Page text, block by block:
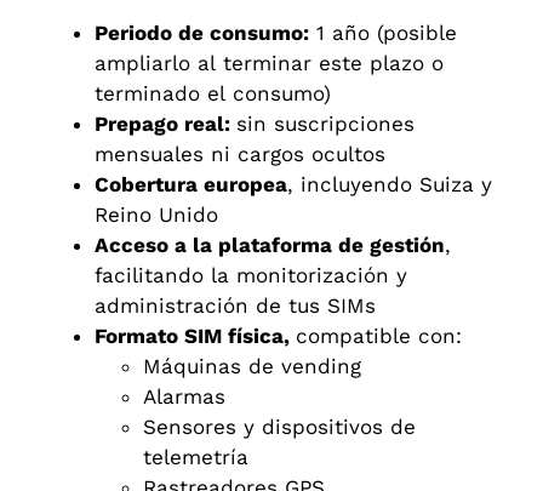
Periodo de consumo: 1 año (posible
ampliarlo al terminar este plazo o
terminado el consumo)
Prepago real: sin suscripciones
mensuales ni cargos ocultos
Cobertura europea, incluyendo Suiza y
Reino Unido
Acceso a la plataforma de gestión,
facilitando la monitorización y
administración de tus SIMs
Formato SIM física, compatible con:
Máquinas de vending
Alarmas
Sensores y dispositivos de
telemetría